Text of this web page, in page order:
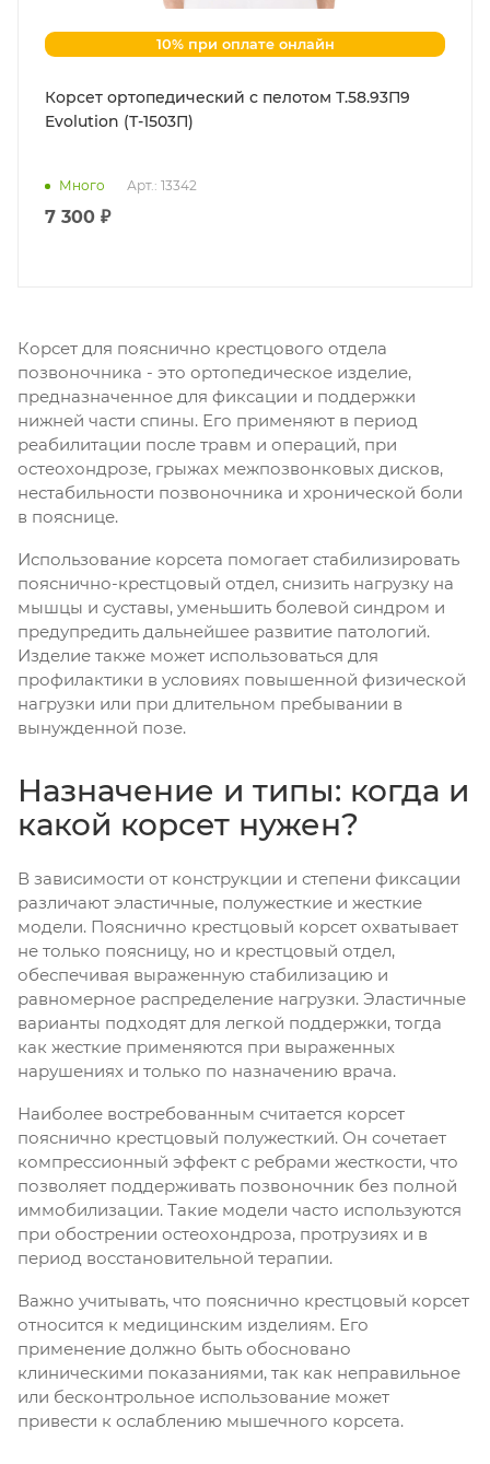
10% при оплате онлайн
Корсет ортопедический с пелотом Т.58.93П9
Evolution (Т-1503П)
Много Арт.: 13342
7 300 ₽
Корсет для пояснично крестцового отдела
позвоночника - это ортопедическое изделие,
предназначенное для фиксации и поддержки
нижней части спины. Его применяют в период
реабилитации после травм и операций, при
остеохондрозе, грыжах межпозвонковых дисков,
нестабильности позвоночника и хронической боли
в пояснице.
Использование корсета помогает стабилизировать
пояснично-крестцовый отдел, снизить нагрузку на
мышцы и суставы, уменьшить болевой синдром и
предупредить дальнейшее развитие патологий.
Изделие также может использоваться для
профилактики в условиях повышенной физической
нагрузки или при длительном пребывании в
вынужденной позе.
Назначение и типы: когда и
какой корсет нужен?
В зависимости от конструкции и степени фиксации
различают эластичные, полужесткие и жесткие
модели. Пояснично крестцовый корсет охватывает
не только поясницу, но и крестцовый отдел,
обеспечивая выраженную стабилизацию и
равномерное распределение нагрузки. Эластичные
варианты подходят для легкой поддержки, тогда
как жесткие применяются при выраженных
нарушениях и только по назначению врача.
Наиболее востребованным считается корсет
пояснично крестцовый полужесткий. Он сочетает
компрессионный эффект с ребрами жесткости, что
позволяет поддерживать позвоночник без полной
иммобилизации. Такие модели часто используются
при обострении остеохондроза, протрузиях и в
период восстановительной терапии.
Важно учитывать, что пояснично крестцовый корсет
относится к медицинским изделиям. Его
применение должно быть обосновано
клиническими показаниями, так как неправильное
или бесконтрольное использование может
привести к ослаблению мышечного корсета.